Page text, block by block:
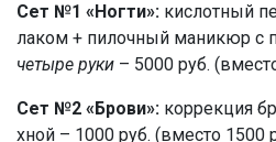
Сет №1 «Ногти»: кислотный
лаком + пилочный маникюр с
четыре руки – 5000 руб.
Сет №2 «Брови»: коррекция
хной – 1000 руб. (вместо 1500